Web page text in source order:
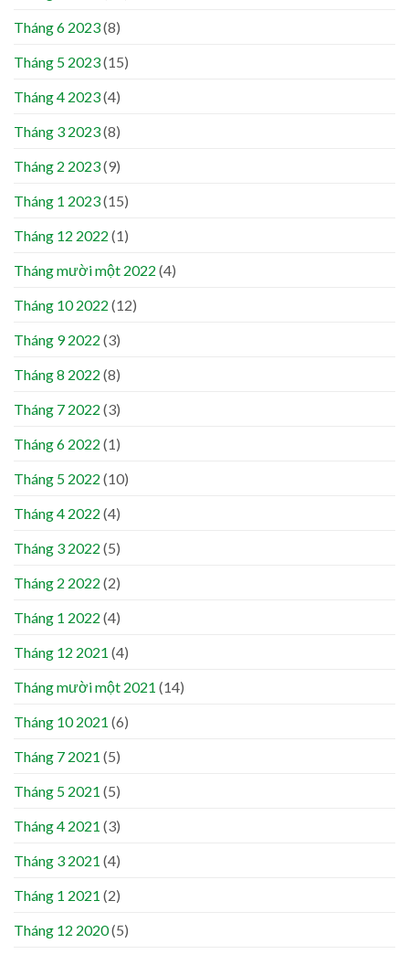
Tháng 6 2023(8)
Tháng 5 2023(15)
Tháng 4 2023(4)
Tháng 3 2023(8)
Tháng 2 2023(9)
Tháng 1 2023(15)
Tháng 12 2022 (1)
Tháng mười một 2022 (4)
Tháng 10 2022 (12)
Tháng 9 2022 (3)
Tháng 8 2022 (8)
Tháng 7 2022 (3)
Tháng 6 2022 (1)
Tháng 5 2022 (10)
Tháng 4 2022 (4)
Tháng 3 2022 (5)
Tháng 2 2022 (2)
Tháng 1 2022 (4)
Tháng 12 2021 (4)
Tháng mười một 2021 (14)
Tháng 10 2021 (6)
Tháng 7 2021 (5)
Tháng 5 2021 (5)
Tháng 4 2021 (3)
Tháng 3 2021 (4)
Tháng 1 2021 (2)
Tháng 12 2020(5)